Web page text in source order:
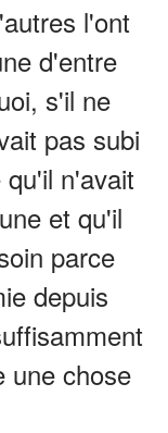
l'ont
d'entre
s'il ne
pas subi
n'avait
et qu'il
parce
depuis
une chose